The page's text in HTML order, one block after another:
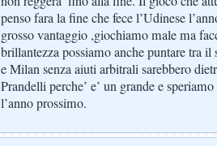
penso fara la fine che fece l’Udinese
grosso vantaggio ,giochiamo male ma
brillantezza possiamo anche puntare tra il
e Milan senza aiuti arbitrali sarebbero
Prandelli perche’ e’ un grande e
l’anno prossimo.